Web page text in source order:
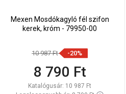
Mexen Mosdókagyló fél szifon
kerek, króm - 79950-00
10 987 Ft -20%
8 790 Ft
Katalógusár: 10 987 Ft